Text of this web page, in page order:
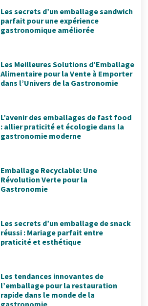
Les secrets d’un emballage sandwich
parfait pour une expérience
gastronomique améliorée
Les Meilleures Solutions d’Emballage
Alimentaire pour la Vente à Emporter
dans l’Univers de la Gastronomie
L’avenir des emballages de fast food
: allier praticité et écologie dans la
gastronomie moderne
Emballage Recyclable: Une
Révolution Verte pour la
Gastronomie
Les secrets d’un emballage de snack
réussi : Mariage parfait entre
praticité et esthétique
Les tendances innovantes de
l’emballage pour la restauration
rapide dans le monde de la